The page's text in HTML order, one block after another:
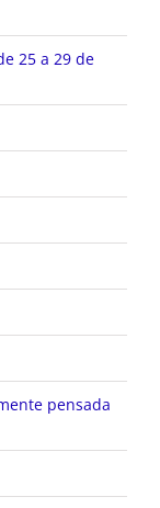
25 a 29 de
pensada